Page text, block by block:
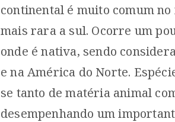
continental é muito comum
mais rara a sul. Ocorre um
onde é nativa, sendo
e na América do Norte.
se tanto de matéria animal
desempenhando um